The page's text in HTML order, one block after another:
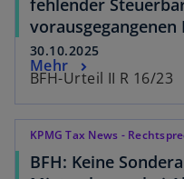
vorausgegangenen
30.10.2025
BFH-Urteil II R 16/23
Mehr
KPMG Tax News -
BFH: Keine